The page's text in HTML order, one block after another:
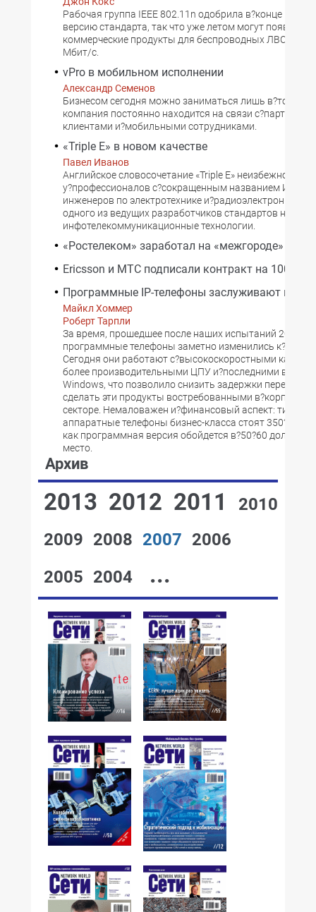
Рабочая группа IEEE 802.11n одобрила в?конце
версию стандарта, так что уже летом могут появиться
коммерческие продукты для беспроводных ЛВС на
Мбит/с.
vPro в мобильном исполнении
Александр Семенов
Бизнесом сегодня можно заниматься лишь в?том
компания постоянно находится на связи
клиентами и?мобильными сотрудниками.
«Triple E» в новом качестве
Павел Иванов
Английское словосочетание «Triple E» неизбежно
у?профессионалов с?сокращенным названием
инженеров по электротехнике и?радиоэлектронике
одного из ведущих разработчиков стандартов на
инфотелекоммуникационные технологии.
«Ростелеком» заработал на «межгороде»
Ericsson и МТС подписали контракт на 100
Программные IP-телефоны заслуживают
Майкл Хоммер
Роберт Тарпли
За время, прошедшее после наших испытаний
программные телефоны заметно изменились
Сегодня они работают с?высокоскоростными
более производительными ЦПУ и?последними
Windows, что позволило снизить задержки передачи
сделать эти продукты востребованными
секторе. Немаловажен и?финансовый аспект:
аппаратные телефоны бизнес-класса стоят 350?450
как программная версия обойдется в?50?60 долл. за
место.
Архив
2013 2012 2011
2010
2009 2008 2007 2006
2005 2004 ...
№16,2007 №15,2007
№14,2007 №13,2007